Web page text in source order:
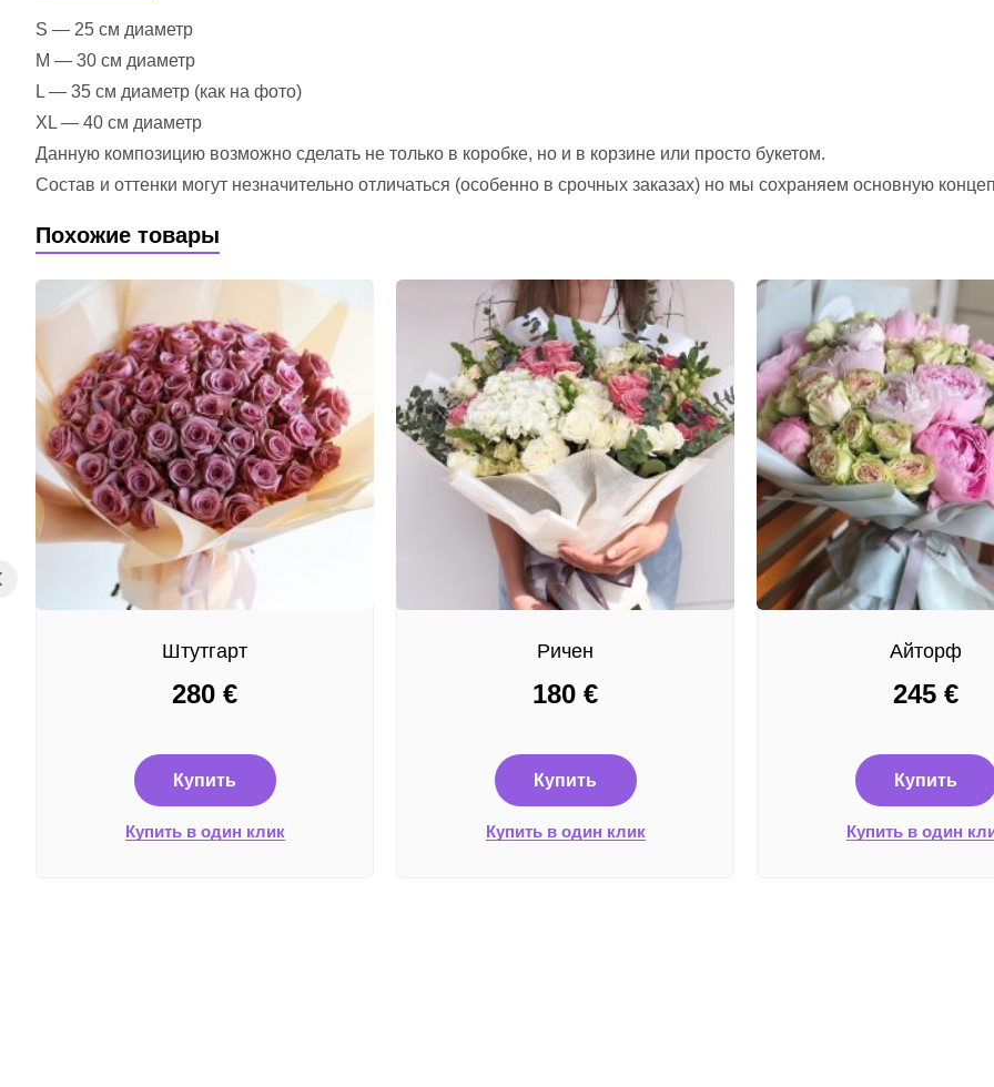
S — 25 см диаметр
M — 30 см диаметр
L — 35 см диаметр (как на фото)
XL — 40 см диаметр
Данную композицию возможно сделать не только в коробке, но и в корзине или просто букетом.
Состав и оттенки могут незначительно отличаться (особенно в срочных заказах) но мы сохраняем основную
Похожие товары
Штутгарт
280 €
Купить
Купить в один клик
Ричен
180 €
Купить
Купить в один клик
Айторф
245 €
Купить
Купить в один